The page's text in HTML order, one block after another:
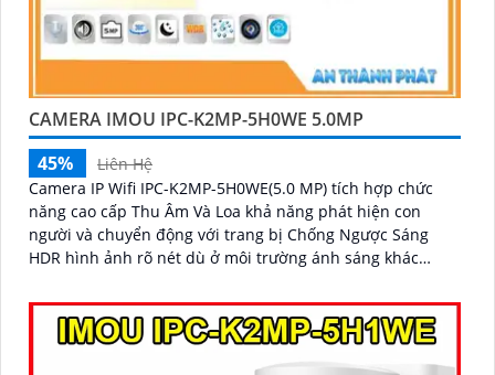
CAMERA IMOU IPC-K2MP-5H0WE 5.0MP
45%
Liên Hệ
Camera IP Wifi IPC-K2MP-5H0WE(5.0 MP) tích hợp chức
năng cao cấp Thu Âm Và Loa khả năng phát hiện con
người và chuyển động với trang bị Chống Ngược Sáng
HDR hình ảnh rõ nét dù ở môi trường ánh sáng khác
đêm mang lại hình ảnh sắc nét